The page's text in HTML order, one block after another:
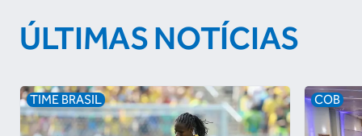
ÚLTIMAS NOTÍCIAS
TIME BRASIL COB